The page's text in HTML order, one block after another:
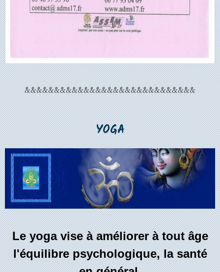
&&&&&&&&&&&&&&&&&&&&&&&&&&&&&
YOGA
Le yoga vise à améliorer à tout âge
l'équilibre psychologique, la santé